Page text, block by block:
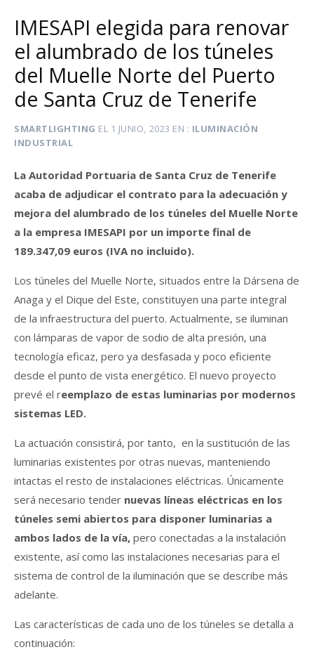
IMESAPI elegida para renovar
el alumbrado de los túneles
del Muelle Norte del Puerto
de Santa Cruz de Tenerife
SMARTLIGHTING EL 1 JUNIO, 2023 EN
ILUMINACIÓN
INDUSTRIAL
La Autoridad Portuaria de Santa Cruz de Tenerife
acaba de adjudicar el contrato para la adecuación y
mejora del alumbrado de los túneles del Muelle Norte
a la empresa IMESAPI por un importe final de
189.347,09 euros (IVA no incluido).
Los túneles del Muelle Norte, situados entre la Dársena de
Anaga y el Dique del Este, constituyen una parte integral
de la infraestructura del puerto. Actualmente, se iluminan
con lámparas de vapor de sodio de alta presión, una
tecnología eficaz, pero ya desfasada y poco eficiente
desde el punto de vista energético. El nuevo proyecto
prevé el reemplazo de estas luminarias por modernos
sistemas LED.
La actuación consistirá, por tanto, en la sustitución de las
luminarias existentes por otras nuevas, manteniendo
intactas el resto de instalaciones eléctricas. Únicamente
será necesario tender nuevas líneas eléctricas en los
túneles semi abiertos para disponer luminarias a
ambos lados de la vía, pero conectadas a la instalación
existente, así como las instalaciones necesarias para el
sistema de control de la iluminación que se describe más
adelante.
Las características de cada uno de los túneles se detalla a
continuación: